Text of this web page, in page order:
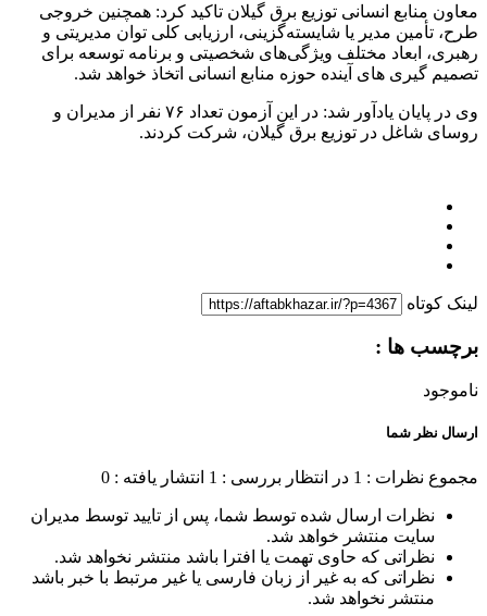
معاون منابع انسانی توزیع برق گیلان تاکید کرد: همچنین خروجی
طرح، تأمین مدیر یا شایسته‌گزینی، ارزیابی کلی توان مدیریتی و
رهبری، ابعاد مختلف ویژگی‌های شخصیتی و برنامه توسعه برای
تصمیم گیری های آینده حوزه منابع انسانی اتخاذ خواهد شد.
وی در پایان یادآور شد: در این آزمون تعداد ۷۶ نفر از مدیران و
روسای شاغل در توزیع برق گیلان، شرکت کردند.
لینک کوتاه
برچسب ها :
ناموجود
ارسال نظر شما
مجموع نظرات : 1 در انتظار بررسی : 1 انتشار یافته : 0
نظرات ارسال شده توسط شما، پس از تایید توسط مدیران
سایت منتشر خواهد شد.
نظراتی که حاوی تهمت یا افترا باشد منتشر نخواهد شد.
نظراتی که به غیر از زبان فارسی یا غیر مرتبط با خبر باشد
منتشر نخواهد شد.